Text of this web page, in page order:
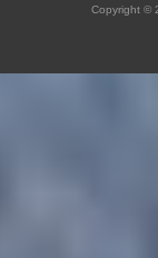
Copyright ©